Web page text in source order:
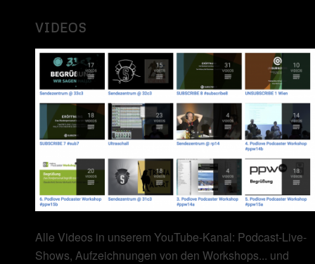
VIDEOS
Alle Videos in unserem YouTube-Kanal: Podcast-Live-
Shows, Aufzeichnungen von den Workshops... und